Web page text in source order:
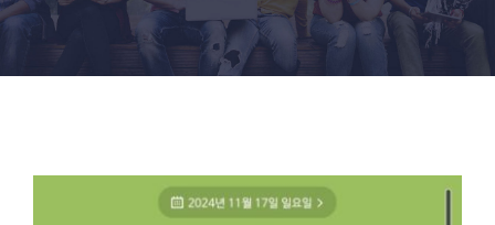
캐나다 세네카대학교